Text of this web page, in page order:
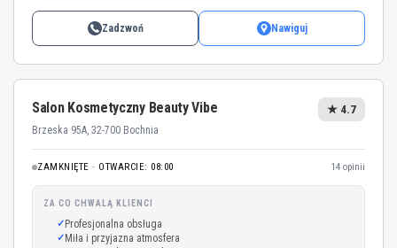
Zadzwoń Nawiguj
Salon Kosmetyczny Beauty Vibe
Brzeska 95A, 32-700 Bochnia
★ 4.7
ZAMKNIĘTE · OTWARCIE: 08:00 14 opinii
ZA CO CHWALĄ KLIENCI
Profesjonalna obsługa
Miła i przyjazna atmosfera